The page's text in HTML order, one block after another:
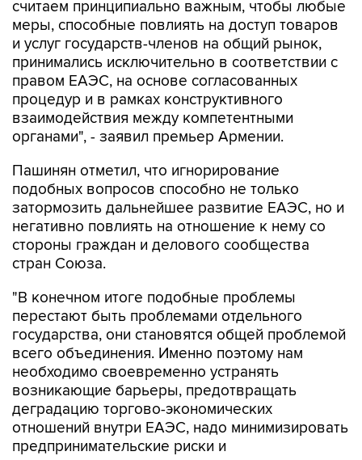
считаем принципиально важным, чтобы любые
меры, способные повлиять на доступ товаров
и услуг государств-членов на общий рынок,
принимались исключительно в соответствии с
правом ЕАЭС, на основе согласованных
процедур и в рамках конструктивного
взаимодействия между компетентными
органами", - заявил премьер Армении.
Пашинян отметил, что игнорирование
подобных вопросов способно не только
затормозить дальнейшее развитие ЕАЭС, но и
негативно повлиять на отношение к нему со
стороны граждан и делового сообщества
стран Союза.
"В конечном итоге подобные проблемы
перестают быть проблемами отдельного
государства, они становятся общей проблемой
всего объединения. Именно поэтому нам
необходимо своевременно устранять
возникающие барьеры, предотвращать
деградацию торгово-экономических
отношений внутри ЕАЭС, надо минимизировать
предпринимательские риски и